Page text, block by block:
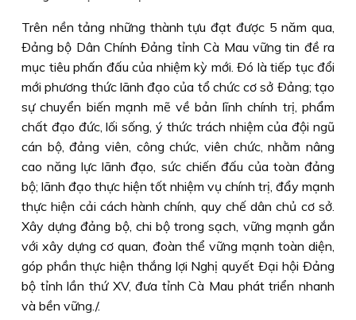
Trên nền tảng những thành tựu đạt được 5 năm qua,
Ðảng bộ Dân Chính Ðảng tỉnh Cà Mau vững tin đề ra
mục tiêu phấn đấu của nhiệm kỳ mới. Ðó là tiếp tục đổi
mới phương thức lãnh đạo của tổ chức cơ sở Ðảng; tạo
sự chuyển biến mạnh mẽ về bản lĩnh chính trị, phẩm
chất đạo đức, lối sống, ý thức trách nhiệm của đội ngũ
cán bộ, đảng viên, công chức, viên chức, nhằm nâng
cao năng lực lãnh đạo, sức chiến đấu của toàn đảng
bộ; lãnh đạo thực hiện tốt nhiệm vụ chính trị, đẩy mạnh
thực hiện cải cách hành chính, quy chế dân chủ cơ sở.
Xây dựng đảng bộ, chi bộ trong sạch, vững mạnh gắn
với xây dựng cơ quan, đoàn thể vững mạnh toàn diện,
góp phần thực hiện thắng lợi Nghị quyết Ðại hội Ðảng
bộ tỉnh lần thứ XV, đưa tỉnh Cà Mau phát triển nhanh
và bền vững./.